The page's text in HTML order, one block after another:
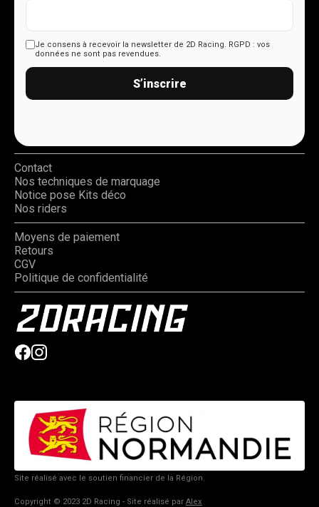
Je consens à recevoir la newsletter de 2D Racing. RGPD : vos
données ne sont pas revendues.
S’inscrire
Contact
Nos techniques de marquage
Notice pose Kits déco
Nos riders
Moyens de paiement
Retours
CGV
Politique de confidentialité
Site réalisé avec le soutien financier de la Région.
Copyright © 2023 2D Racing - Site réalisé par Alex